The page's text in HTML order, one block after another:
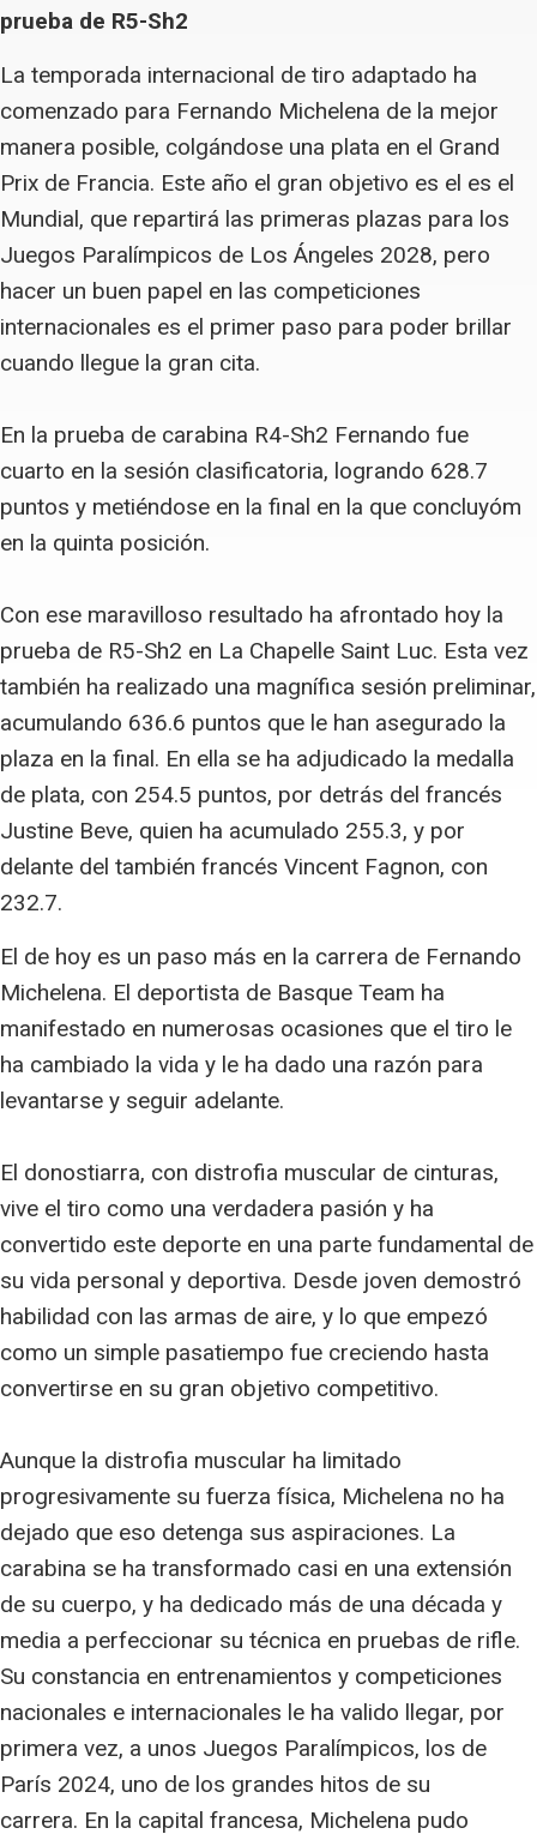
prueba de R5-Sh2
La temporada internacional de tiro adaptado ha
comenzado para Fernando Michelena de la mejor
manera posible, colgándose una plata en el Grand
Prix de Francia. Este año el gran objetivo es el es el
Mundial, que repartirá las primeras plazas para los
Juegos Paralímpicos de Los Ángeles 2028, pero
hacer un buen papel en las competiciones
internacionales es el primer paso para poder brillar
cuando llegue la gran cita.
En la prueba de carabina R4-Sh2 Fernando fue
cuarto en la sesión clasificatoria, logrando 628.7
puntos y metiéndose en la final en la que concluyóm
en la quinta posición.
Con ese maravilloso resultado ha afrontado hoy la
prueba de R5-Sh2 en La Chapelle Saint Luc. Esta vez
también ha realizado una magnífica sesión preliminar,
acumulando 636.6 puntos que le han asegurado la
plaza en la final. En ella se ha adjudicado la medalla
de plata, con 254.5 puntos, por detrás del francés
Justine Beve, quien ha acumulado 255.3, y por
delante del también francés Vincent Fagnon, con
232.7.
El de hoy es un paso más en la carrera de Fernando
Michelena. El deportista de Basque Team ha
manifestado en numerosas ocasiones que el tiro le
ha cambiado la vida y le ha dado una razón para
levantarse y seguir adelante.
El donostiarra, con distrofia muscular de cinturas,
vive el tiro como una verdadera pasión y ha
convertido este deporte en una parte fundamental de
su vida personal y deportiva. Desde joven demostró
habilidad con las armas de aire, y lo que empezó
como un simple pasatiempo fue creciendo hasta
convertirse en su gran objetivo competitivo.
Aunque la distrofia muscular ha limitado
progresivamente su fuerza física, Michelena no ha
dejado que eso detenga sus aspiraciones. La
carabina se ha transformado casi en una extensión
de su cuerpo, y ha dedicado más de una década y
media a perfeccionar su técnica en pruebas de rifle.
Su constancia en entrenamientos y competiciones
nacionales e internacionales le ha valido llegar, por
primera vez, a unos Juegos Paralímpicos, los de
París 2024, uno de los grandes hitos de su
carrera. En la capital francesa, Michelena pudo